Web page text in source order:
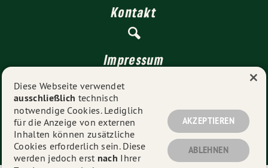
Kontakt
Impressum
Datenschutz
© 2026Cindy Holmberg- Alle Rechte vorbehalten.
Diese Webseite verwendet
ausschließlich technisch
notwendige Cookies. Lediglich
für die Anzeige von externen
Inhalten können zusätzliche
Cookies erforderlich sein. Diese
werden jedoch erst nach Ihrer
AKZEPTIEREN
ABLEHNEN
×